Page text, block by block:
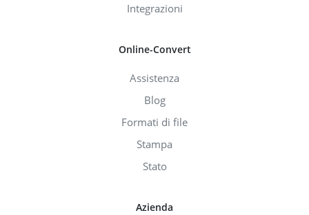
Integrazioni
Online-Convert
Assistenza
Blog
Formati di file
Stampa
Stato
Azienda